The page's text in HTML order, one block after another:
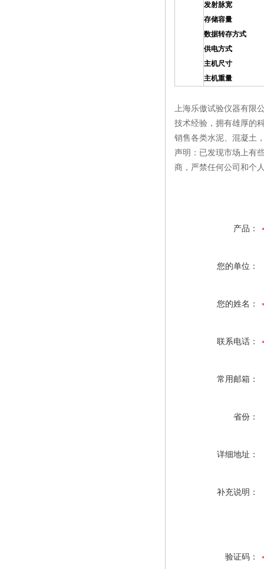
发射脉宽
存储容量
数据转存方式
供电方式
主机尺寸
主机重量
上海乐傲试验仪器有限
技术经验，拥有雄厚的
销售各类水泥、混凝土
声明：已发现市场上有
商，严禁任何公司和个
产品：
您的单位：
您的姓名：
联系电话：
常用邮箱：
省份：
详细地址：
补充说明：
验证码：